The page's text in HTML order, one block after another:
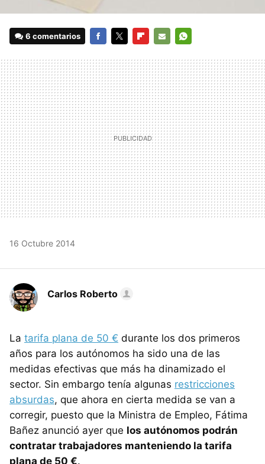
6 comentarios
MAIL
16 Octubre 2014
Carlos Roberto
La tarifa plana de 50 € durante los dos primeros
años para los autónomos ha sido una de las
medidas efectivas que más ha dinamizado el
sector. Sin embargo tenía algunas restricciones
absurdas, que ahora en cierta medida se van a
corregir, puesto que la Ministra de Empleo, Fátima
Bañez anunció ayer que los autónomos podrán
contratar trabajadores manteniendo la tarifa
plana de 50 €.